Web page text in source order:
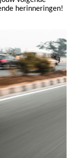
herinneringen!